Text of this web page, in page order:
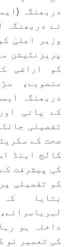
دربھنگہ
نے دربھنگہ
وزیر اعلیٰ
پریزنٹیشن
کو اراضی
منصوبے،
دربھنگہ
کے پانی
تفصیلی
صحت کے
کالج اینڈ
کی پیشرفت
کو تفصیلی
بتایا
کی تعمیر نو